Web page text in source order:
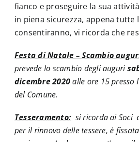
fianco e proseguire la sua
in piena sicurezza, appena tutte
consentiranno, vi ricorda che
Festa di Natale – Scambio
prevede lo scambio degli auguri
dicembre 2020alle ore 15 presso
del Comune.
Tesseramento: si ricorda ai Soci
per il rinnovo delle tessere, è